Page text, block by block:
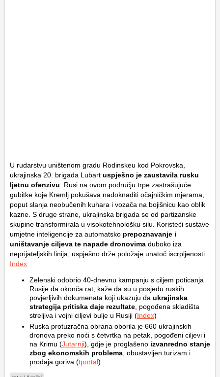
U rudarstvu uništenom gradu Rodinskeu kod Pokrovska,
ukrajinska 20. brigada Lubart uspješno je zaustavila rusku
ljetnu ofenzivu . Rusi na ovom području trpe zastrašujuće
gubitke koje Kremlj pokušava nadoknaditi očajničkim mjerama,
poput slanja neobučenih kuhara i vozača na bojišnicu kao oblik
kazne. S druge strane, ukrajinska brigada se od partizanske
skupine transformirala u visokotehnološku silu. Koristeći sustave
umjetne inteligencije za automatsko prepoznavanje i
uništavanje ciljeva te napade dronovima duboko iza
neprijateljskih linija, uspješno drže položaje unatoč iscrpljenosti.
Index
Zelenski odobrio 40-dnevnu kampanju s ciljem poticanja
Rusije da okonča rat, kaže da su u posjedu ruskih
povjerljivih dokumenata koji ukazuju da ukrajinska
strategija pritiska daje rezultate , pogođena skladišta
streljiva i vojni ciljevi bulje u Rusiji (Index)
Ruska protuzračna obrana oborila je 660 ukrajinskih
dronova preko noći s četvrtka na petak, pogođeni ciljevi i
na Krimu (Jutarnji), gdje je proglašeno izvanredno stanje
zbog ekonomskih problema , obustavljen turizam i
prodaja goriva (tportal)